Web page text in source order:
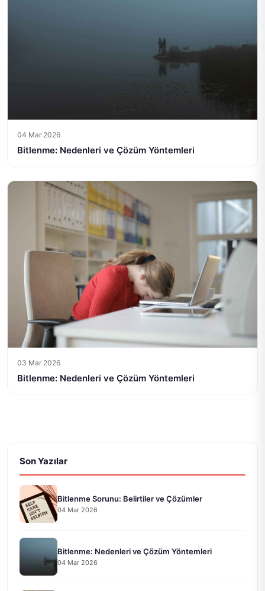
04 Mar 2026
Bitlenme: Nedenleri ve Çözüm Yöntemleri
03 Mar 2026
Bitlenme: Nedenleri ve Çözüm Yöntemleri
Son Yazılar
Bitlenme Sorunu: Belirtiler ve Çözümler
04 Mar 2026
Bitlenme: Nedenleri ve Çözüm Yöntemleri
04 Mar 2026